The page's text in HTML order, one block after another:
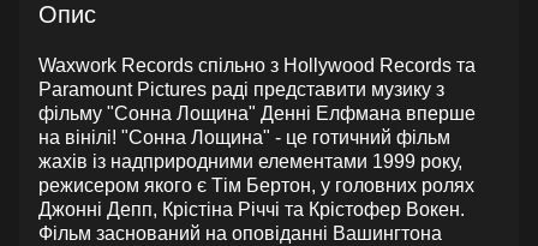
Опис
Waxwork Records спільно з Hollywood Records та
Paramount Pictures раді представити музику з
фільму "Сонна Лощина" Денні Елфмана вперше
на вінілі! "Сонна Лощина" - це готичний фільм
жахів із надприродними елементами 1999 року,
режисером якого є Тім Бертон, у головних ролях
Джонні Депп, Крістіна Річчі та Крістофер Вокен.
Фільм заснований на оповіданні Вашингтона